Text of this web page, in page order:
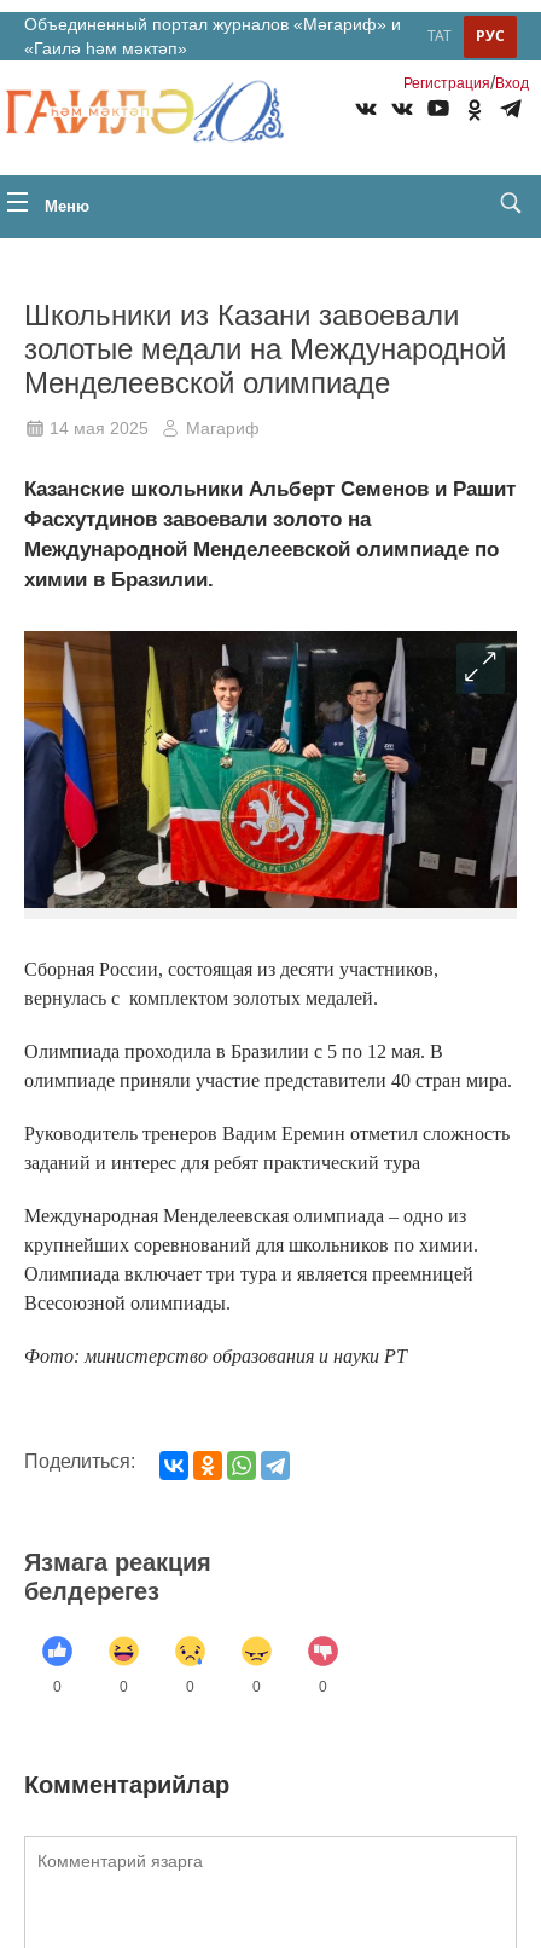
Объединенный портал журналов «Мәгариф» и
«Гаилә һәм мәктәп»
РУС
ТАТ
Регистрация/Вход
Меню
Школьники из Казани завоевали
золотые медали на Международной
Менделеевской олимпиаде
14 мая 2025 Магариф
Казанские школьники Альберт Семенов и Рашит
Фасхутдинов завоевали золото на
Международной Менделеевской олимпиаде по
химии в Бразилии.
Сборная России, состоящая из десяти участников,
вернулась с комплектом золотых медалей.
Олимпиада проходила в Бразилии с 5 по 12 мая. В
олимпиаде приняли участие представители 40 стран мира.
Руководитель тренеров Вадим Еремин отметил сложность
заданий и интерес для ребят практический тура
Международная Менделеевская олимпиада – одно из
крупнейших соревнований для школьников по химии.
Олимпиада включает три тура и является преемницей
Всесоюзной олимпиады.
Фото: министерство образования и науки РТ
Поделиться:
Язмага реакция
белдерегез
0 0 0 0 0
Комментарийлар